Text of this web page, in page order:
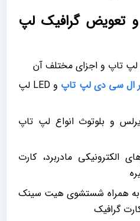
و تعویض گرافیک لپ
لپ تاپ و اجزای مختلف آن
ال سی دی لپ تاپ
و LED لپ
و بلوتوث انواع لپ تاپ
الکترونيکي مادربرد، کارت
به همراه شستشوي هيت سينک